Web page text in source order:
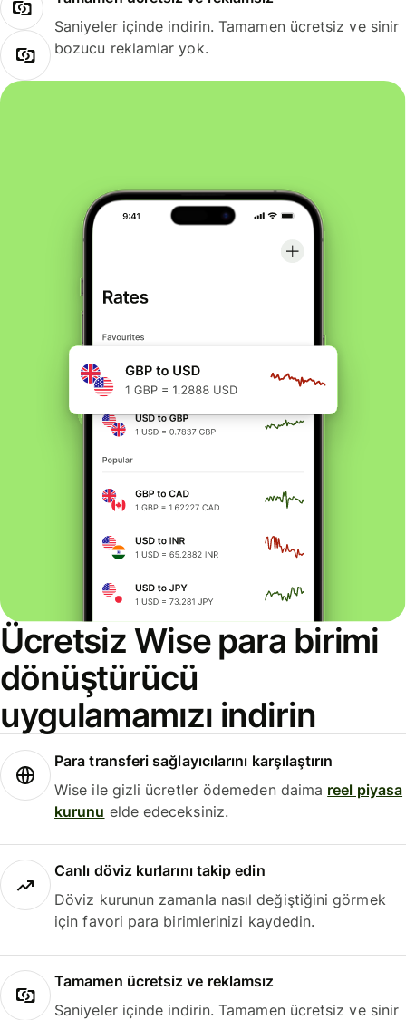
Saniyeler içinde indirin. Tamamen ücretsiz ve sinir
bozucu reklamlar yok.
Ücretsiz Wise para birimi
dönüştürücü
uygulamamızı indirin
Para transferi sağlayıcılarını karşılaştırın
Wise ile gizli ücretler ödemeden daima reel piyasa
kurunu elde edeceksiniz.
Canlı döviz kurlarını takip edin
Döviz kurunun zamanla nasıl değiştiğini görmek
için favori para birimlerinizi kaydedin.
Tamamen ücretsiz ve reklamsız
Saniyeler içinde indirin. Tamamen ücretsiz ve sinir